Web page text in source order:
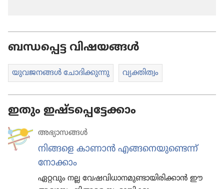
ബന്ധപ്പെട്ട വിഷയങ്ങൾ
യുവജ​ന​ങ്ങൾ ചോദി​ക്കു​ന്നു വ്യക്തി​ത്വം
ഇതും ഇഷ്ടപ്പെട്ടേക്കാം
അഭ്യാ​സ​ങ്ങൾ
നിങ്ങളെ കാണാൻ എങ്ങനെ​യു​ണ്ടെന്ന്‌
നോക്കാം
ഏറ്റവും നല്ല വേഷവി​ധാ​ന​മു​ണ്ടാ​യി​രി​ക്കാൻ ഈ